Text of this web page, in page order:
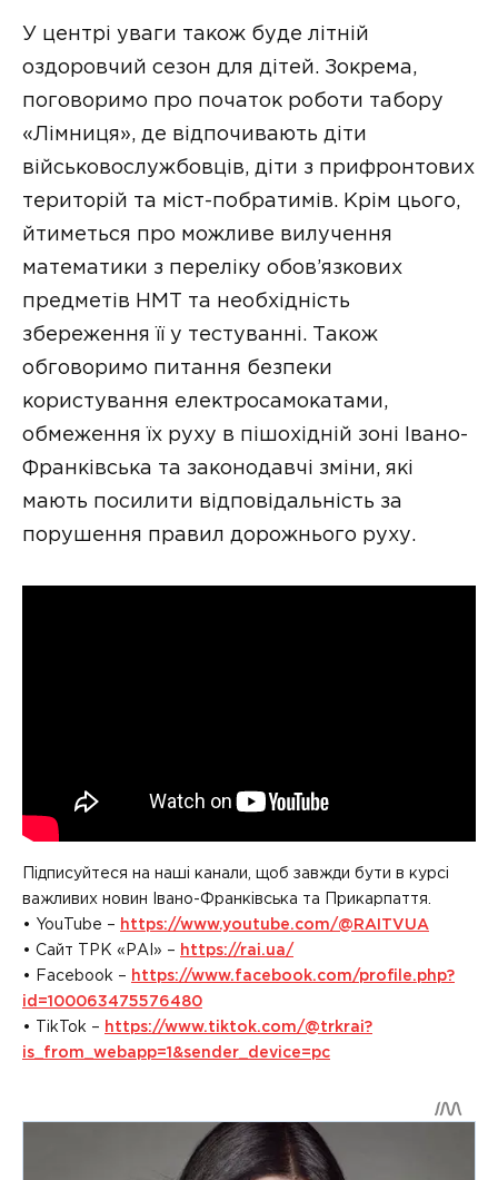
У центрі уваги також буде літній
оздоровчий сезон для дітей. Зокрема,
поговоримо про початок роботи табору
«Лімниця», де відпочивають діти
військовослужбовців, діти з прифронтових
територій та міст-побратимів. Крім цього,
йтиметься про можливе вилучення
математики з переліку обов’язкових
предметів НМТ та необхідність
збереження її у тестуванні. Також
обговоримо питання безпеки
користування електросамокатами,
обмеження їх руху в пішохідній зоні Івано-
Франківська та законодавчі зміни, які
мають посилити відповідальність за
порушення правил дорожнього руху.
Підписуйтеся на наші канали, щоб завжди бути в курсі
важливих новин Івано-Франківська та Прикарпаття.
• YouTube – https://www.youtube.com/@RAITVUA
• Сайт ТРК «РАІ» – https://rai.ua/
• Facebook – https://www.facebook.com/profile.php?
id=100063475576480
• TikTok – https://www.tiktok.com/@trkrai?
is_from_webapp=1&sender_device=pc